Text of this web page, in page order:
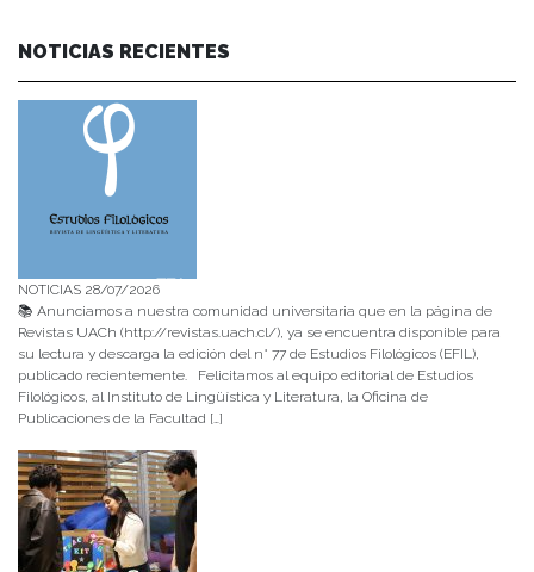
NOTICIAS RECIENTES
NOTICIAS 28/07/2026
📚 Anunciamos a nuestra comunidad universitaria que en la página de
Revistas UACh (http://revistas.uach.cl/), ya se encuentra disponible para
su lectura y descarga la edición del n° 77 de Estudios Filológicos (EFIL),
publicado recientemente. Felicitamos al equipo editorial de Estudios
Filológicos, al Instituto de Lingüística y Literatura, la Oficina de
Publicaciones de la Facultad […]